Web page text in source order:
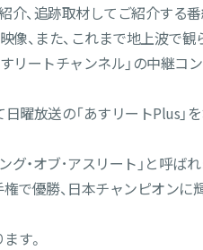
、追跡取材してご紹介する番
像、また、これまで地上波で
リートチャンネル」の中継
曜放送の「あすリートPlus」
・オブ･アスリート」と呼ばれ
で優勝、日本チャンピオン
す。